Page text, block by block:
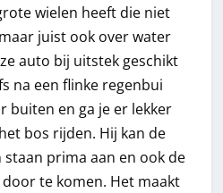
wielen heeft die niet
juist ook over water
auto bij uitstek geschikt
na een flinke regenbui
buiten en ga je er lekker
bos rijden. Hij kan de
prima aan en ook de
te komen. Het maakt